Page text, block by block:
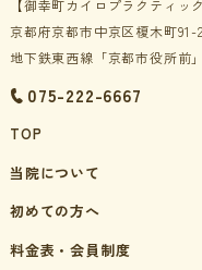
【御幸町カイロプラクティック
京都府京都市中京区榎木町91-
地下鉄東西線「京都市役所前
075-222-6667
TOP
当院について
初めての方へ
料金表・会員制度